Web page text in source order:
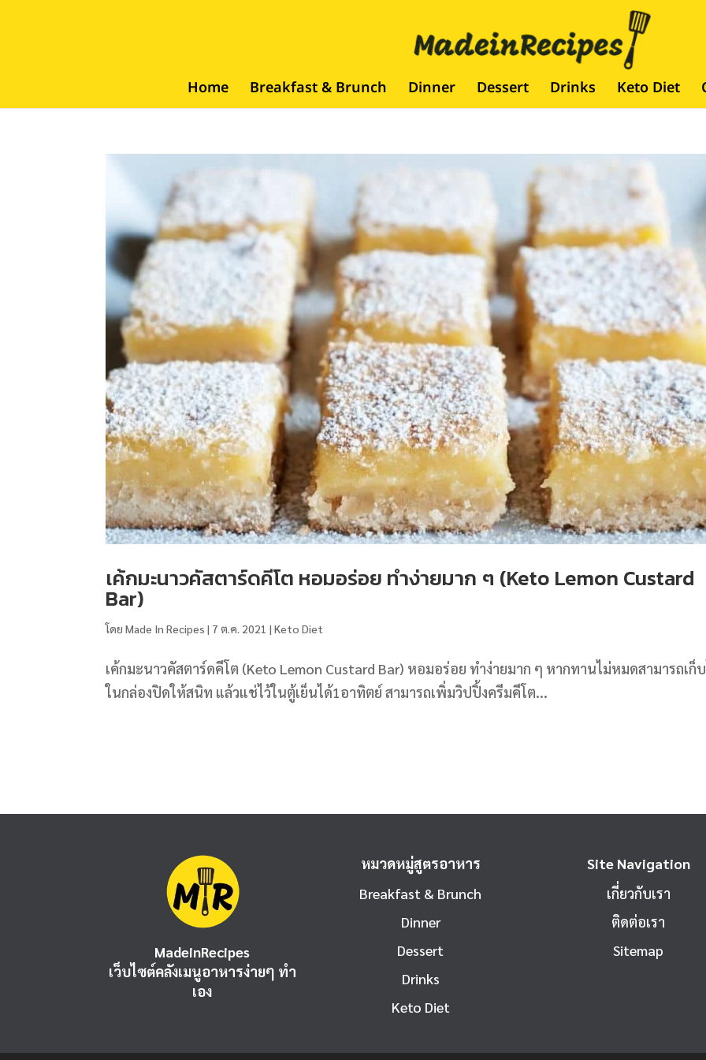
Home Breakfast & Brunch Dinner Dessert Drinks Keto Diet
เค้กมะนาวคัสตาร์ดคีโต หอมอร่อย ทำง่ายมาก ๆ (Keto Lemon Custard
Bar)
โดยMade In Recipes | 7 ต.ค. 2021 |Keto Diet
เค้กมะนาวคัสตาร์ดคีโต (Keto Lemon Custard Bar) หอมอร่อย ทำง่ายมาก ๆ หากทานไม่หมดสามารถเก็
ในกล่องปิดให้สนิท แล้วแช่ไว้ในตู้เย็นได้1อาทิตย์ สามารถเพิ่มวิปปิ้งครีมคีโต...
MadeinRecipes
เว็บไซต์คลังเมนูอาหารง่ายๆ ทำ
เอง
หมวดหมู่สูตรอาหาร
Breakfast & Brunch
Dinner
Dessert
Drinks
Keto Diet
Site Navigation
เกี่ยวกับเรา
ติดต่อเรา
Sitemap